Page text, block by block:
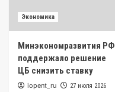
Экономика
Минэкономразвития РФ
поддержало решение
ЦБ снизить ставку
iopent_ru 27 июля 2026